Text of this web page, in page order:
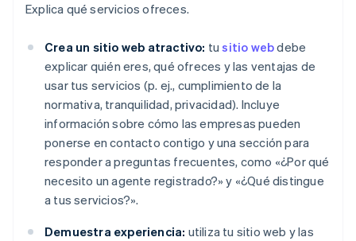
Explica qué servicios ofreces.
Crea un sitio web atractivo: tusitio webdebe
explicar quién eres, qué ofreces y las ventajas de
usar tus servicios (p. ej., cumplimiento de la
normativa, tranquilidad, privacidad). Incluye
información sobre cómo las empresas pueden
ponerse en contacto contigo y una sección para
responder a preguntas frecuentes, como «¿Por qué
necesito un agente registrado?» y «¿Qué distingue
a tus servicios?».
Demuestra experiencia: utiliza tu sitio web y las